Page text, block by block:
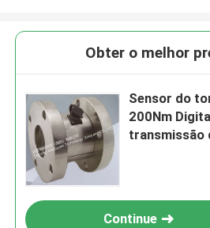
Obter o melhor
Sensor do
200Nm
transmissão
Continue